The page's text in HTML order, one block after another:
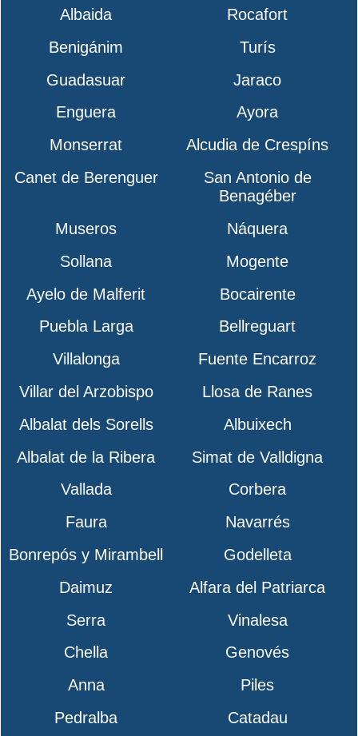
Albaida
Rocafort
Benigánim
Turís
Guadasuar
Jaraco
Enguera
Ayora
Monserrat
Alcudia de Crespíns
Canet de Berenguer
San Antonio de
Benagéber
Museros
Náquera
Sollana
Mogente
Ayelo de Malferit
Bocairente
Puebla Larga
Bellreguart
Villalonga
Fuente Encarroz
Villar del Arzobispo
Llosa de Ranes
Albalat dels Sorells
Albuixech
Albalat de la Ribera
Simat de Valldigna
Vallada
Corbera
Faura
Navarrés
Bonrepós y Mirambell
Godelleta
Daimuz
Alfara del Patriarca
Serra
Vinalesa
Chella
Genovés
Anna
Piles
Pedralba
Catadau